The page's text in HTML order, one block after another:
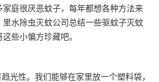
庭很厌恶蚊子，每年都想各种方法来
里水除虫灭蚊公司总结一些驱蚊子灭蚊
些小偏方珍藏吧。
光性。我们能够在家里放一个塑料袋，